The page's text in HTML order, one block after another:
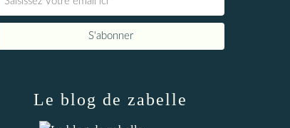
Le blog de zabelle